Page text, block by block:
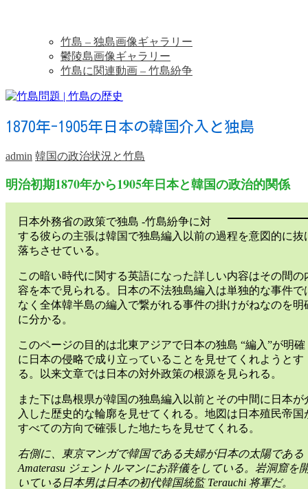
竹島 – 独島画像ギャラリー
鬱陵島画像ギャラリー
竹島に関連動画 – 竹島紛争
1870年-1905年日本の韓国介入と独島
admin 韓国の政治状況と竹島
明治初期1870年から1905年日本と韓国の政治的関係
日本外務省の政策で独島 -竹島紛争に対
する彼らの主張は韓国で独島編入以前の過程を意図的に抜
落ちさせている。
この暗い時代に関する英語になった詳しい内容はその間の
容を本で見られる。日本の不法独島編入は単独的な事件で
なく全体韓半島の編入で繋がれる事件の掛けがねなのを明
に分かる。
このページの目的は北東アジアで日本の独島 “編入”が明確
に日本の侵略で成り立っていることを見せてくれようとす
る。以来文章では日本の対外政策の根源を見られる。
また下は島根県が韓国の独島編入以前とその中間に日本が
入した歴史的な輪廓を見せてくれる。地図は日本殖民帝国
すべての方向で確張した地たちを見せてくれる。
右側に、東京マンガで韓国である夫婦が日本の太陽である
Amaterasu ジェントルマンにお辞儀をしている。岩洞窟を
いている日本男は日本の初代韓国統監 Terauchi 将軍だ。